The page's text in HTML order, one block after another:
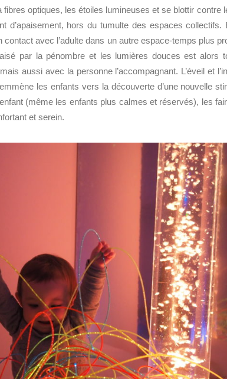
optiques, les étoiles lumineuses et se blottir contre
d’apaisement, hors du tumulte des espaces
contact avec l’adulte dans un autre espace-temps plus
par la pénombre et les lumières douces est alors
aussi avec la personne l’accompagnant. L’éveil et
les enfants vers la découverte d’une nouvelle
(même les enfants plus calmes et réservés), les
et serein.